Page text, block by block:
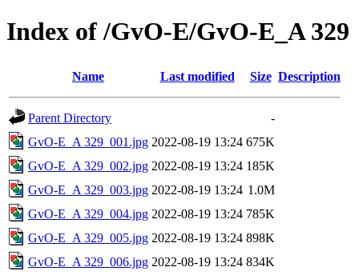
Index of /GvO-E/GvO-E_A 329
Name Last modified Size Description
Parent Directory
-
GvO-E_A 329_001.jpg 2022-08-19 13:24 675K
GvO-E_A 329_002.jpg 2022-08-19 13:24 185K
GvO-E_A 329_003.jpg 2022-08-19 13:24 1.0M
GvO-E_A 329_004.jpg 2022-08-19 13:24 785K
GvO-E_A 329_005.jpg 2022-08-19 13:24 898K
GvO-E_A 329_006.jpg 2022-08-19 13:24 834K